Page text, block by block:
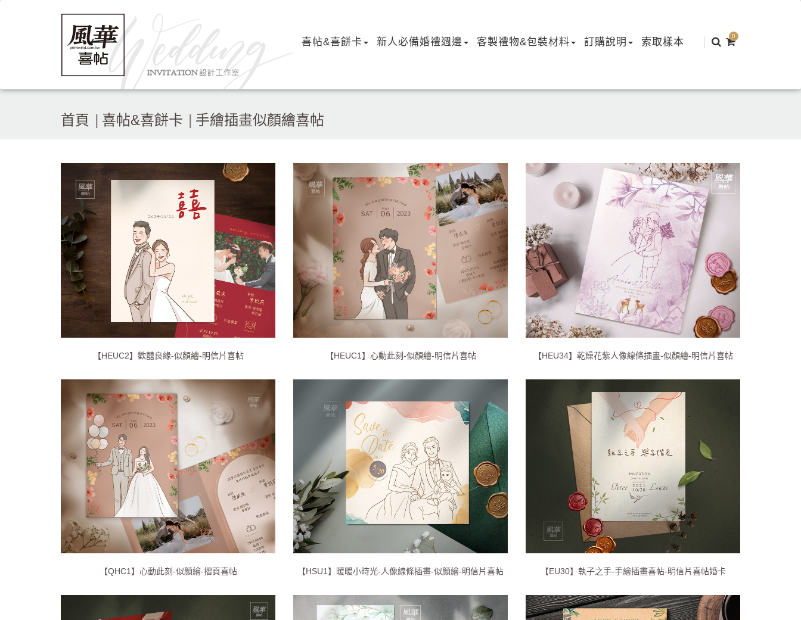
喜帖&喜餅卡 新人必備婚禮週邊 客製禮物&包裝材料 訂購說明 索取樣本
0
首頁 喜帖&喜餅卡 手繪插畫似顏繪喜帖
【HEUC2】歡囍良緣-似顏繪-明信片喜帖 【HEUC1】心動此刻-似顏繪-明信片喜帖 【HEU34】乾燥花紫人像線條插畫-似顏繪-明信片喜帖
【QHC1】心動此刻-似顏繪-摺頁喜帖 【HSU1】暖暖小時光-人像線條插畫-似顏繪-明信片喜帖 【EU30】執子之手-手繪插畫喜帖-明信片喜帖婚卡